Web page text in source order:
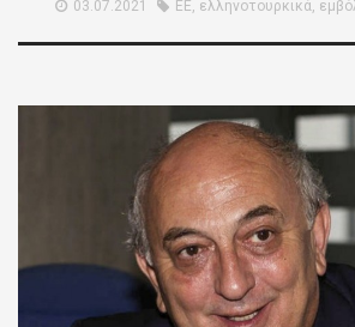
03.07.2021
ΕΕ, ελληνοτουρκικά,